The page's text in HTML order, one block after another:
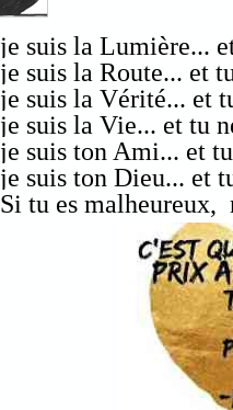
je suis la Lumière...
je suis la Route... et
je suis la Vérité... et
je suis la Vie... et tu
je suis ton Ami... et
je suis ton Dieu... et
Si tu es malheureux,